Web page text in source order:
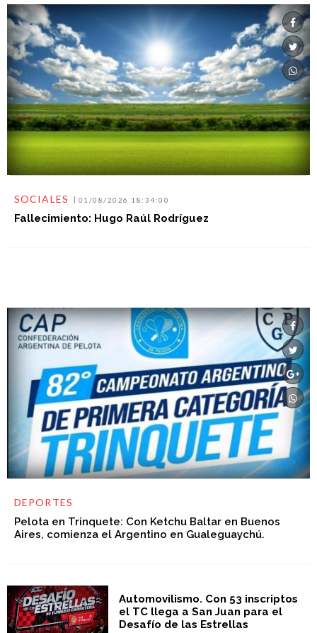
SOCIALES 01/08/2026 18:34:00
Fallecimiento: Hugo Raúl Rodríguez
DEPORTES
Pelota en Trinquete: Con Ketchu Baltar en Buenos
Aires, comienza el Argentino en Gualeguaychú.
Automovilismo. Con 53 inscriptos
el TC llega a San Juan para el
Desafío de las Estrellas